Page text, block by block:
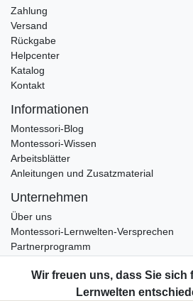
Zahlung
Versand
Rückgabe
Helpcenter
Katalog
Kontakt
Informationen
Montessori-Blog
Montessori-Wissen
Arbeitsblätter
Anleitungen und Zusatzmaterial
Unternehmen
Über uns
Montessori-Lernwelten-Versprechen
Partnerprogramm
Bestellung widerrufen